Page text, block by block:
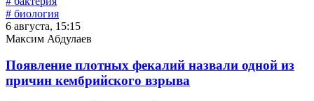
# биология
6 августа, 15:15
Максим Абдулаев
Появление плотных фекалий назвали одной из
причин кембрийского взрыва